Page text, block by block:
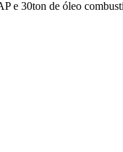
e 30ton de óleo